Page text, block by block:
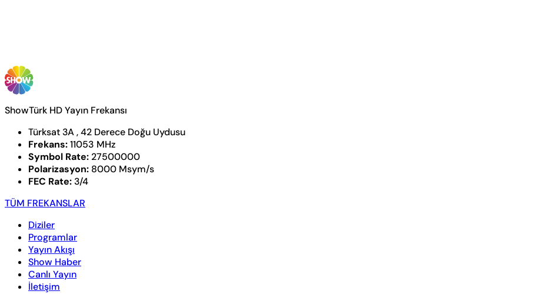
ShowTürk HD Yayın Frekansı
Türksat 3A , 42 Derece Doğu Uydusu
Frekans:11053 MHz
Symbol Rate: 27500000
Polarizasyon: 8000 Msym/s
FEC Rate: 3/4
TÜM FREKANSLAR
Diziler
Programlar
Yayın Akışı
Show Haber
Canlı Yayın
İletişim